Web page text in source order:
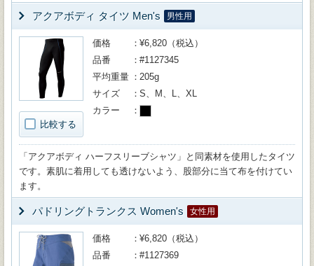
アクアボディ タイツ Men's 男性用
比較する
価格
¥6,820（税込）
品番
#1127345
平均重量
205g
サイズ
S、M、L、XL
カラー
「アクアボディ ハーフスリーブシャツ」と同素材を使用したタイツ
です。素肌に着用しても透けないよう、股部分に当て布を付けてい
ます。
パドリングトランクス Women's 女性用
価格
¥6,820（税込）
品番
#1127369